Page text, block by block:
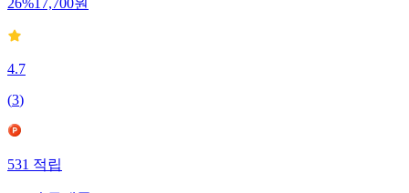
26%17,700원
4.7
(3)
531적립